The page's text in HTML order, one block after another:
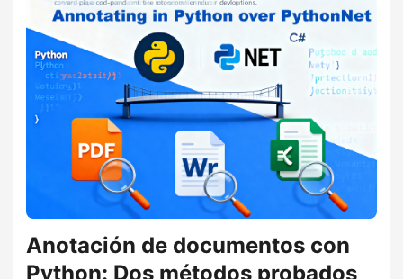
o
Anotación de documentos con
Python: Dos métodos probados